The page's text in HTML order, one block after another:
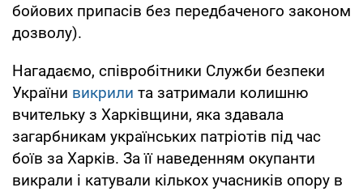
бойових припасів без передбаченого законом
дозволу).
Нагадаємо, співробітники Служби безпеки
України викрили та затримали колишню
вчительку з Харківщини, яка здавала
загарбникам українських патріотів під час
боїв за Харків. За її наведенням окупанти
викрали і катували кількох учасників опору в